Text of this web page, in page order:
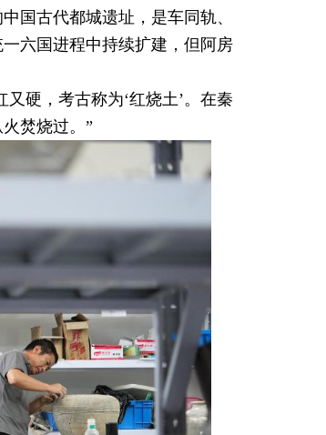
国古代都城遗址，是车同轨、
六国进程中持续扩建，但阿房
硬，考古称为‘红烧土’。在秦
焚烧过。”